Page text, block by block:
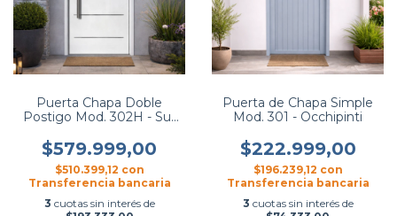
Puerta Chapa Doble
Postigo Mod. 302H - Sur
$579.999,00
$510.399,12 con
Transferencia bancaria
3 cuotas sin interés de
Puerta de Chapa Simple
Mod. 301 - Occhipinti
$222.999,00
$196.239,12 con
Transferencia bancaria
3 cuotas sin interés de